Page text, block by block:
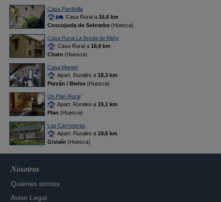
Casa Pardinilla
Casa Rural a 16,6 km
Coscojuela de Sobrarbe(Huesca)
Casa Rural La Borda de Mery
Casa Rural a 16,9 km
Charo(Huesca)
Casa Marion
Apart. Rurales a 18,3 km
Parzán / Bielsa(Huesca)
Un Plan Rural
Apart. Rurales a 19,1 km
Plan (Huesca)
Las Carroneras
Apart. Rurales a 19,6 km
Gistaín (Huesca)
Nosotros
Quiénes somos
Aviso Legal